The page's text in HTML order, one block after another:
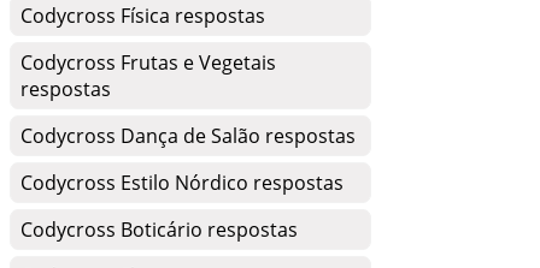
Codycross Física respostas
Codycross Frutas e Vegetais
respostas
Codycross Dança de Salão respostas
Codycross Estilo Nórdico respostas
Codycross Boticário respostas